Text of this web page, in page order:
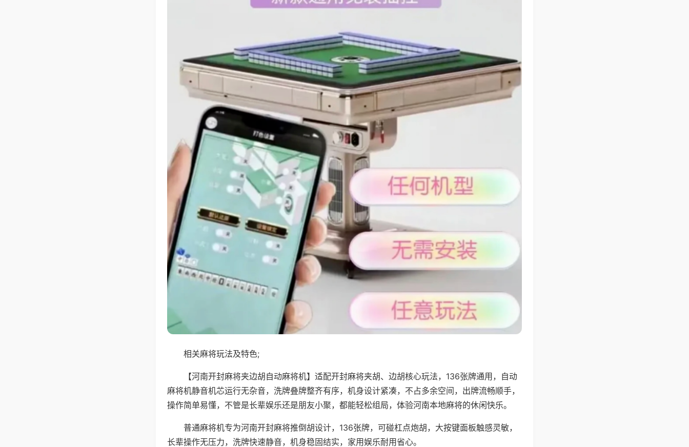
相关麻将玩法及特色;
【河南开封麻将夹边胡自动麻将机】适配开封麻将夹胡、边胡核心玩法，136张牌通用，自动
麻将机静音机芯运行无杂音，洗牌叠牌整齐有序，机身设计紧凑，不占多余空间，出牌流畅顺手，
操作简单易懂，不管是长辈娱乐还是朋友小聚，都能轻松组局，体验河南本地麻将的休闲快乐。
普通麻将机专为河南开封麻将推倒胡设计，136张牌，可碰杠点炮胡，大按键面板触感灵敏，
长辈操作无压力，洗牌快速静音，机身稳固结实，家用娱乐耐用省心。